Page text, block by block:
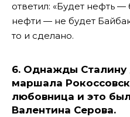
ответил: «Будет нефть
нефти — не будет
то и сделано.
6. Однажды Сталину
маршала
любовница и это
Валентина Серова.